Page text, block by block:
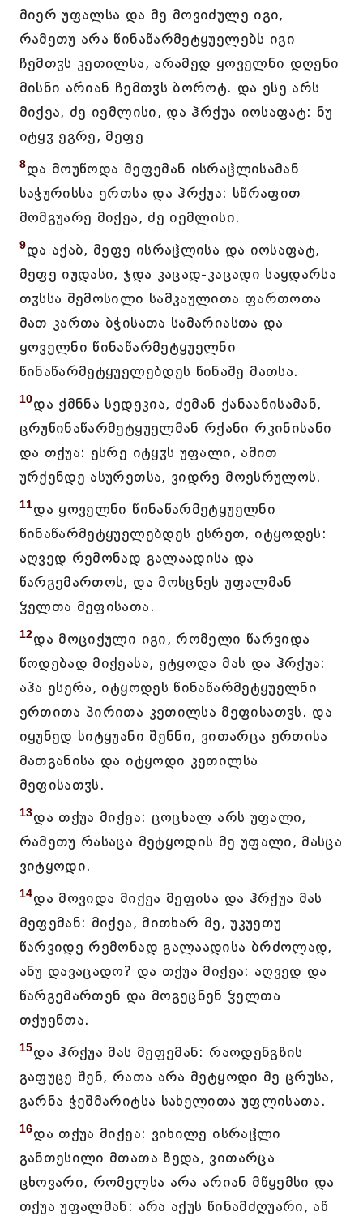
მიერ უფალსა და მე მოვიძულე იგი,
რამეთუ არა წინაწარმეტყუელებს იგი
ჩემთჳს კეთილსა, არამედ ყოველნი დღენი
მისნი არიან ჩემთჳს ბოროტ. და ესე არს
მიქეა, ძე იემლისი, და ჰრქუა იოსაფატ: ნუ
იტყჳ ეგრე, მეფე
8და მოუწოდა მეფემან ისრაჱლისამან
საჭურისსა ერთსა და ჰრქუა: სწრაფით
მომგუარე მიქეა, ძე იემლისი.
9და აქაბ, მეფე ისრაჱლისა და იოსაფატ,
მეფე იუდასი, ჯდა კაცად-კაცადი საყდარსა
თჳსსა შემოსილი სამკაულითა ფართოთა
მათ კართა ბჭისათა სამარიასთა და
ყოველნი წინაწარმეტყუელნი
წინაწარმეტყუელებდეს წინაშე მათსა.
10და ქმნნა სედეკია, ძემან ქანაანისამან,
ცრუწინაწარმეტყუელმან რქანი რკინისანი
და თქუა: ესრე იტყჳს უფალი, ამით
ურქენდე ასურეთსა, ვიდრე მოესრულოს.
11და ყოველნი წინაწარმეტყუელნი
წინაწარმეტყუელებდეს ესრეთ, იტყოდეს:
აღვედ რემონად გალაადისა და
წარგემართოს, და მოსცნეს უფალმან
ჴელთა მეფისათა.
12და მოციქული იგი, რომელი წარვიდა
წოდებად მიქეასა, ეტყოდა მას და ჰრქუა:
აჰა ესერა, იტყოდეს წინაწარმეტყუელნი
ერთითა პირითა კეთილსა მეფისათჳს. და
იყუნედ სიტყუანი შენნი, ვითარცა ერთისა
მათგანისა და იტყოდი კეთილსა
მეფისათჳს.
13და თქუა მიქეა: ცოცხალ არს უფალი,
რამეთუ რასაცა მეტყოდის მე უფალი, მასცა
ვიტყოდი.
14და მოვიდა მიქეა მეფისა და ჰრქუა მას
მეფემან: მიქეა, მითხარ მე, უკუეთუ
წარვიდე რემონად გალაადისა ბრძოლად,
ანუ დავაცადო? და თქუა მიქეა: აღვედ და
წარგემართენ და მოგეცნენ ჴელთა
თქუენთა.
15და ჰრქუა მას მეფემან: რაოდენგზის
გაფუცე შენ, რათა არა მეტყოდი მე ცრუსა,
გარნა ჭეშმარიტსა სახელითა უფლისათა.
16და თქუა მიქეა: ვიხილე ისრაჱლი
განთესილი მთათა ზედა, ვითარცა
ცხოვარი, რომელსა არა არიან მწყემსი და
თქუა უფალმან: არა აქუს წინამძღუარი, აწ